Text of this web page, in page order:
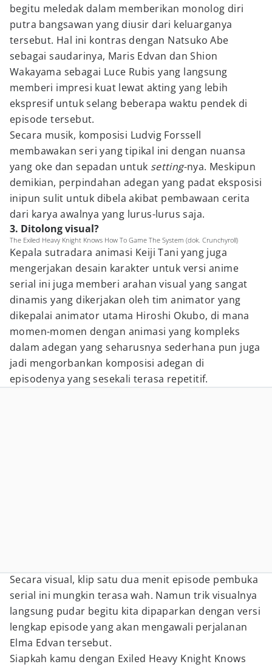
begitu meledak dalam memberikan monolog diri
putra bangsawan yang diusir dari keluarganya
tersebut. Hal ini kontras dengan Natsuko Abe
sebagai saudarinya, Maris Edvan dan Shion
Wakayama sebagai Luce Rubis yang langsung
memberi impresi kuat lewat akting yang lebih
ekspresif untuk selang beberapa waktu pendek di
episode tersebut.
Secara musik, komposisi Ludvig Forssell
membawakan seri yang tipikal ini dengan nuansa
yang oke dan sepadan untuk setting-nya. Meskipun
demikian, perpindahan adegan yang padat eksposisi
inipun sulit untuk dibela akibat pembawaan cerita
dari karya awalnya yang lurus-lurus saja.
3. Ditolong visual?
The Exiled Heavy Knight Knows How To Game The System (dok. Crunchyroll)
Kepala sutradara animasi Keiji Tani yang juga
mengerjakan desain karakter untuk versi anime
serial ini juga memberi arahan visual yang sangat
dinamis yang dikerjakan oleh tim animator yang
dikepalai animator utama Hiroshi Okubo, di mana
momen-momen dengan animasi yang kompleks
dalam adegan yang seharusnya sederhana pun juga
jadi mengorbankan komposisi adegan di
episodenya yang sesekali terasa repetitif.
Secara visual, klip satu dua menit episode pembuka
serial ini mungkin terasa wah. Namun trik visualnya
langsung pudar begitu kita dipaparkan dengan versi
lengkap episode yang akan mengawali perjalanan
Elma Edvan tersebut.
Siapkah kamu dengan Exiled Heavy Knight Knows